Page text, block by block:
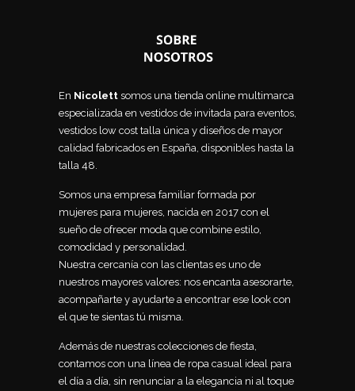
En Nicolett somos una tienda online multimarca
especializada en vestidos de invitada para eventos,
vestidos low cost talla única y diseños de mayor
calidad fabricados en España, disponibles hasta la
talla 48.
Somos una empresa familiar formada por
mujeres para mujeres, nacida en 2017 con el
sueño de ofrecer moda que combine estilo,
comodidad y personalidad.
Nuestra cercanía con las clientas es uno de
nuestros mayores valores: nos encanta asesorarte,
acompañarte y ayudarte a encontrar ese look con
el que te sientas tú misma.
Además de nuestras colecciones de fiesta,
contamos con una línea de ropa casual ideal para
el día a día, sin renunciar a la elegancia ni al toque